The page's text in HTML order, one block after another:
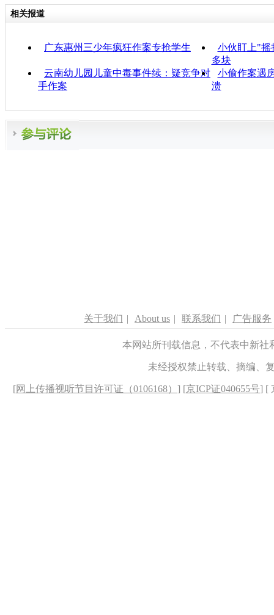
相关报道
广东惠州三少年疯狂作案专抢学生
小伙盯上"摇
多块
云南幼儿园儿童中毒事件续：疑竞争对
手作案
小偷作案遇
溃
关于我们 | About us | 联系我们 | 广告服务
本网站所刊载信息，不代表中新
未经授权禁止转载、摘编、
[网上传播视听节目许可证（0106168） ] [京ICP证040655号] [